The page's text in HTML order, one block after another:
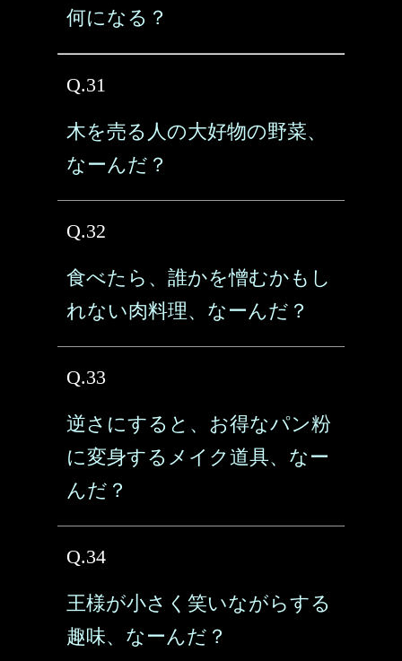
何になる？
Q.31
木を売る人の大好物の野菜、
なーんだ？
Q.32
食べたら、誰かを憎むかもし
れない肉料理、なーんだ？
Q.33
逆さにすると、お得なパン粉
に変身するメイク道具、なー
んだ？
Q.34
王様が小さく笑いながらする
趣味、なーんだ？